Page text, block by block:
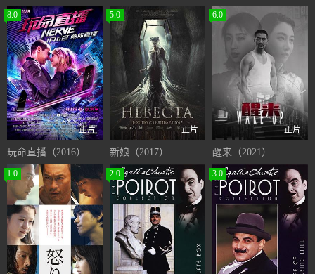
8.0
正片
玩命直播（2016）
5.0
正片
新娘（2017）
6.0
正片
醒来（2021）
1.0 2.0 3.0